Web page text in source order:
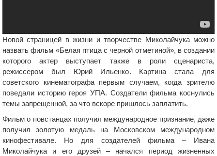
Новой страницей в жизни и творчестве Миколайчука можно
назвать фильм «Белая птица с черной отметиной», в создании
которого актер выступает также в роли сценариста,
режиссером был Юрий Ильенко. Картина стала для
советского кинематографа первым случаем, когда зрителю
поведали историю героя УПА. Создатели фильма коснулись
темы запрещенной, за что вскоре пришлось заплатить.
Фильм о повстанцах получил международное признание, даже
получил золотую медаль на Московском международном
кинофестивале. Но для создателей фильма – Ивана
Миколайчука и его друзей – начался период жизненных